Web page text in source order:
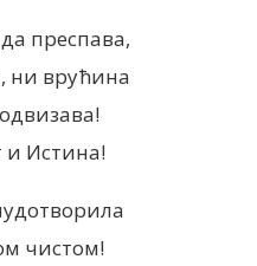
преспава,
ни врућина
и Истина!
чистом!